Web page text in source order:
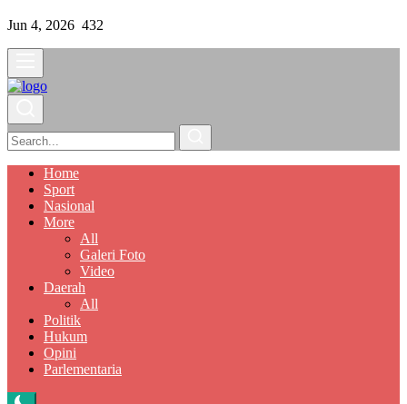
Jun 4, 2026 432
Home
Sport
Nasional
More
All
Galeri Foto
Video
Daerah
All
Politik
Hukum
Opini
Parlementaria